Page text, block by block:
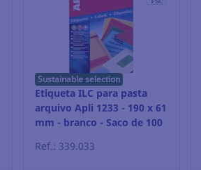
Sustainable selection
Etiqueta ILC para pasta
arquivo Apli 1233 - 190 x 61
mm - branco - Saco de 100
Ref.: 339.033